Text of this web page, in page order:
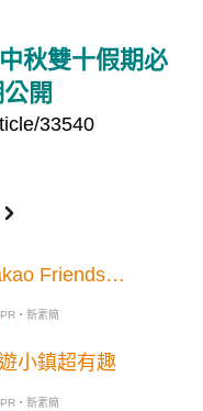
秋雙十假期必
開
33540
Friends集
PR・新素簡
小鎮超有趣
PR・新素簡